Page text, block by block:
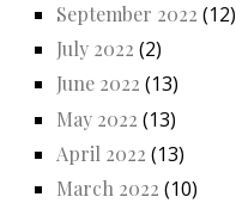
September 2022 (12)
July 2022 (2)
June 2022 (13)
May 2022 (13)
April 2022 (13)
March 2022 (10)